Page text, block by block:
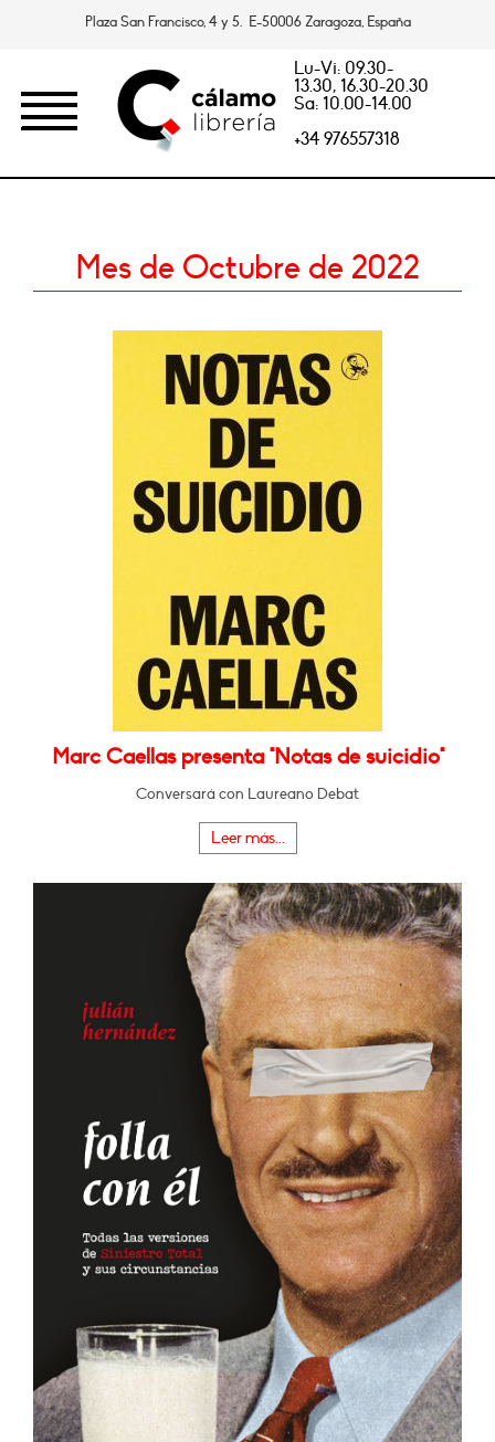
Plaza San Francisco, 4 y 5. E-50006 Zaragoza, España
Lu-Vi: 09.30-
13.30, 16.30-20.30
Sa: 10.00-14.00
+34 976557318
Mes de Octubre de 2022
Marc Caellas presenta "Notas de suicidio"
Conversará con Laureano Debat
Leer más...